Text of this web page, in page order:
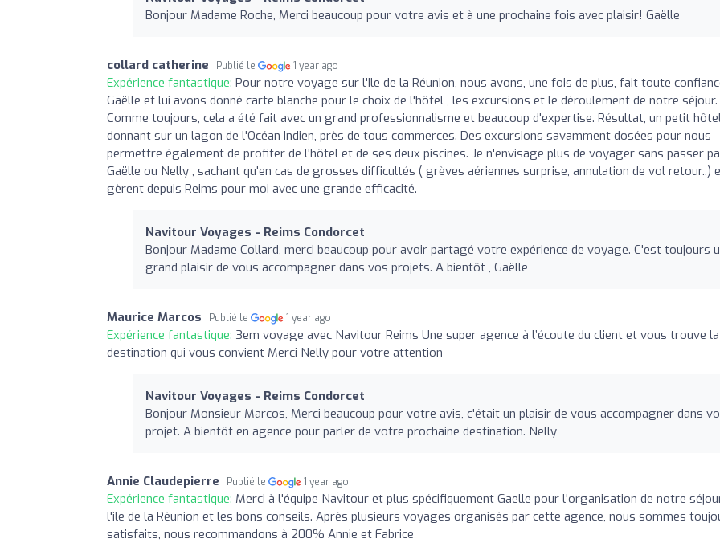
Bonjour Madame Roche, Merci beaucoup pour votre avis et à une prochaine fois avec plaisir! Gaëlle
collard catherine Publié le 1 year ago
Expérience fantastique: Pour notre voyage sur l'Ile de la Réunion, nous avons, une fois de plus, fait toute
Gaëlle et lui avons donné carte blanche pour le choix de l'hôtel , les excursions et le déroulement de notre séjour.
Comme toujours, cela a été fait avec un grand professionnalisme et beaucoup d'expertise. Résultat, un petit
donnant sur un lagon de l'Océan Indien, près de tous commerces. Des excursions savamment dosées pour nous
permettre également de profiter de l'hôtel et de ses deux piscines. Je n'envisage plus de voyager sans passer
Gaëlle ou Nelly , sachant qu'en cas de grosses difficultés ( grèves aériennes surprise, annulation de vol retour..)
gèrent depuis Reims pour moi avec une grande efficacité.
Navitour Voyages - Reims Condorcet
Bonjour Madame Collard, merci beaucoup pour avoir partagé votre expérience de voyage. C'est toujours
grand plaisir de vous accompagner dans vos projets. A bientôt , Gaëlle
Maurice Marcos Publié le 1 year ago
Expérience fantastique: 3em voyage avec Navitour Reims Une super agence à l’écoute du client et vous trouve la
destination qui vous convient Merci Nelly pour votre attention
Navitour Voyages - Reims Condorcet
Bonjour Monsieur Marcos, Merci beaucoup pour votre avis, c'était un plaisir de vous accompagner dans
projet. A bientôt en agence pour parler de votre prochaine destination. Nelly
Annie Claudepierre Publié le 1 year ago
Expérience fantastique: Merci à l'équipe Navitour et plus spécifiquement Gaelle pour l'organisation de notre
l'ile de la Réunion et les bons conseils. Après plusieurs voyages organisés par cette agence, nous sommes
satisfaits, nous recommandons à 200% Annie et Fabrice